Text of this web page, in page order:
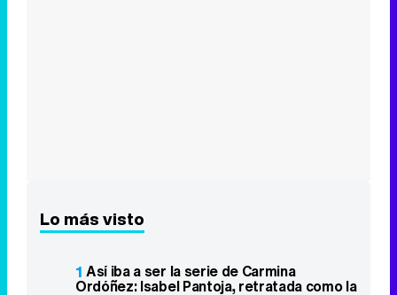
en su nueva etapa en La 1 de RTVE
House' en La 1 se reparten la noche del
martes